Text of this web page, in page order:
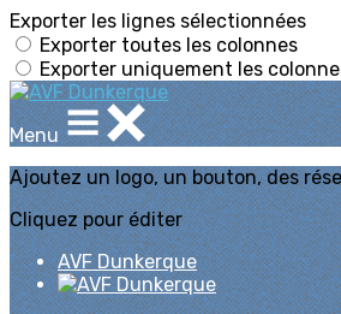
Exporter les lignes sélectionnées
Exporter toutes les colonnes
Exporter uniquement les
Menu
Ajoutez un logo, un bouton, des
Cliquez pour éditer
AVF Dunkerque